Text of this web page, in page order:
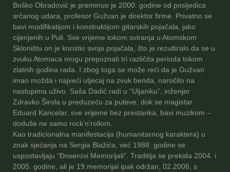
Boško Obradović je preminuo je 2000. godine od posljedica
srčanog udara, profesor Gužvan je direktor firme. Privatno se
bavi modifikatijom i konstruktijom gitarskih pojačala, jako
cijenjenih u Puli. Sve vrijeme tokom sviranja u Atomskom
Skloništu on je koristio svoja pojačala, što je rezultiralo da se u
zvuku Atomaca mogu prepoznati tri različita perioda tokom
zlatnih godina rada. I zbog toga se može reći da je Gužvan
imao možda i najveći utjecaj na zvuk benda, naročito na
nastupima uživo. Saša Dadić radi u “Uljaniku”, inženjer
Zdravko Širola u preduzeću za puteve, dok se magistar
Eduard Kancelar, sve vrijeme bez prestanka, bavi muzikom –
doduše ne samo rock’n’rollom.
Kao tradicionalna manifestacija (humanitarnog karaktera) u
znak sjećanja na Sergia Blažića, već 1988. godine se
uspostavljaju “Đoserovi Memorijali”. Traditija se prekida 2004. i
2005. godine, ali je 19.memorijal ipak održan, 02.2006, s